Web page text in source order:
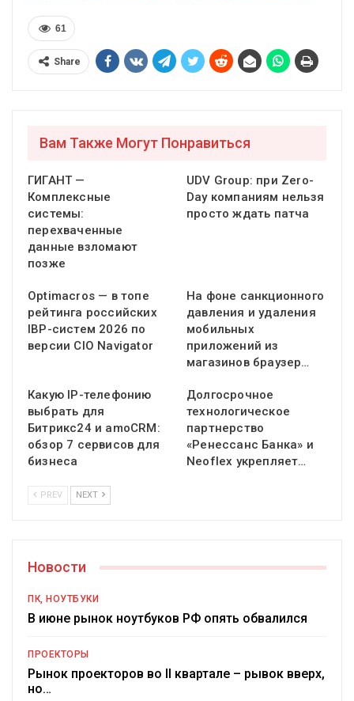
61
Share
Вам Также Могут Понравиться
ГИГАНТ —
Комплексные
системы:
перехваченные
данные взломают
позже
UDV Group: при Zero-
Day компаниям нельзя
просто ждать патча
Optimacros — в топе
рейтинга российских
IBP-систем 2026 по
версии CIO Navigator
На фоне санкционного
давления и удаления
мобильных
приложений из
магазинов браузер…
Какую IP-телефонию
выбрать для
Битрикс24 и amoCRM:
обзор 7 сервисов для
бизнеса
Долгосрочное
технологическое
партнерство
«Ренессанс Банка» и
Neoflex укрепляет…
PREV NEXT
Новости
ПК, НОУТБУКИ
В июне рынок ноутбуков РФ опять обвалился
ПРОЕКТОРЫ
Рынок проекторов во II квартале – рывок вверх,
но…